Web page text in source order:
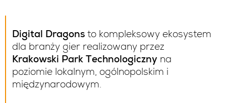
Digital Dragons to kompleksowy ekosystem
dla branży gier realizowany przez
Krakowski Park Technologiczny na
poziomie lokalnym, ogólnopolskim i
międzynarodowym.